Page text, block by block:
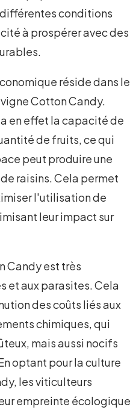
conditions
à prospérer avec des
réside dans le
Cotton Candy.
en effet la capacité de
de fruits, ce qui
peut produire une
raisins. Cela permet
l'utilisation de
leur impact sur
Candy est très
et aux parasites. Cela
des coûts liés aux
chimiques, qui
mais aussi nocifs
optant pour la culture
les viticulteurs
empreinte écologique